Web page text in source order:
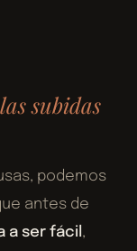
subidas
podemos
antes de
a ser fácil ,